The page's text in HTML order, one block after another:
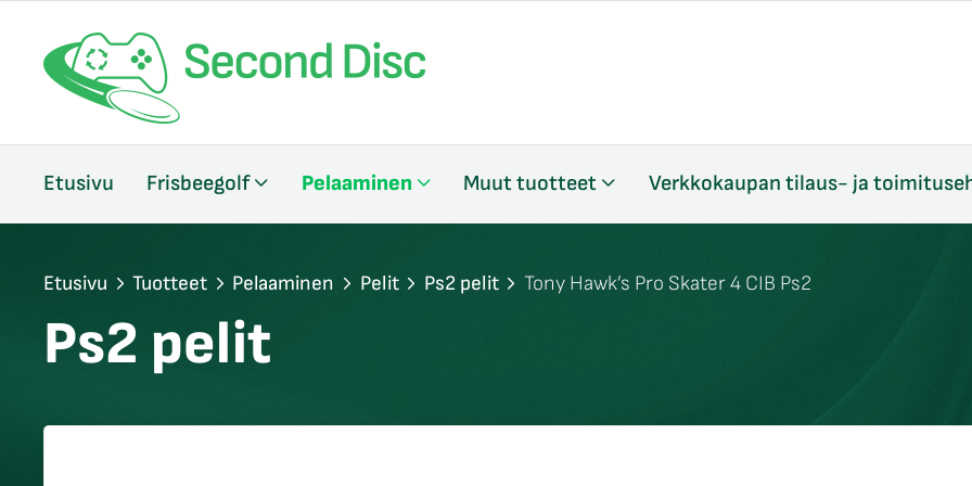
Etusivu Frisbeegolf Pelaaminen Muut tuotteet Verkkokaupan tilaus- ja
Etusivu Tuotteet Pelaaminen Pelit Ps2 pelit Tony Hawk’s Pro Skater 4 CIB Ps2
Ps2 pelit
sulje
sulje
sulje